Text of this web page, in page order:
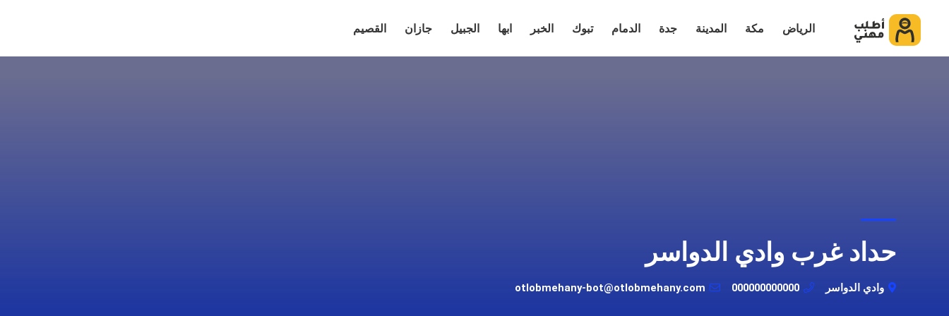
الرياض مكة المدينة جدة الدمام تبوك الخبر ابها الجبيل جازان القصيم
حداد غرب وادي الدواسر
وادي الدواسر 000000000000
otlobmehany-bot@otlobmehany.com